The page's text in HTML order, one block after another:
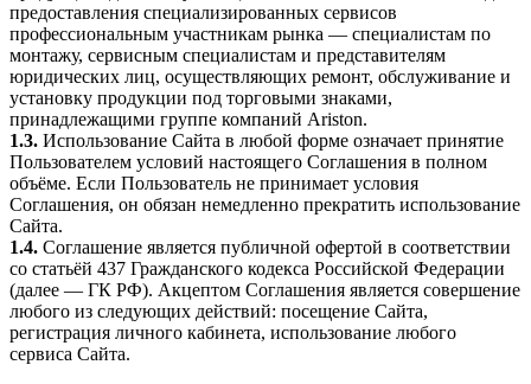
предоставления специализированных сервисов
профессиональным участникам рынка — специалистам по
монтажу, сервисным специалистам и представителям
юридических лиц, осуществляющих ремонт, обслуживание и
установку продукции под торговыми знаками,
принадлежащими группе компаний Ariston.
1.3. Использование Сайта в любой форме означает принятие
Пользователем условий настоящего Соглашения в полном
объёме. Если Пользователь не принимает условия
Соглашения, он обязан немедленно прекратить использование
Сайта.
1.4. Соглашение является публичной офертой в соответствии
со статьёй 437 Гражданского кодекса Российской Федерации
(далее — ГК РФ). Акцептом Соглашения является совершение
любого из следующих действий: посещение Сайта,
регистрация личного кабинета, использование любого
сервиса Сайта.